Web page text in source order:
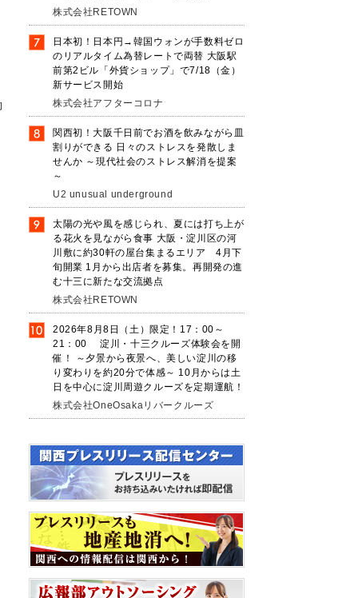
株式会社RETOWN
日本初！日本円→韓国ウォンが手数料ゼロ
のリアルタイム為替レートで両替 大阪駅
前第2ビル「外貨ショップ」で7/18（金）
新サービス開始
株式会社アフターコロナ
関西初！大阪千日前でお酒を飲みながら皿
割りができる 日々のストレスを発散しま
せんか ～現代社会のストレス解消を提案
～
U2 unusual underground
太陽の光や風を感じられ、夏には打ち上が
る花火を見ながら食事 大阪・淀川区の河
川敷に約30軒の屋台集まるエリア 4月下
旬開業 1月から出店者を募集。再開発の進
む十三に新たな交流拠点
株式会社RETOWN
2026年8月8日（土）限定！17：00～
21：00 淀川・十三クルーズ体験会を開
催！ ～夕景から夜景へ、美しい淀川の移
り変わりを約20分で体感～ 10月からは土
日を中心に淀川周遊クルーズを定期運航！
株式会社OneOsakaリバークルーズ